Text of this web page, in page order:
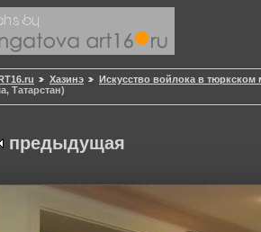
Хазинэ
Искусство войлока в
Татарстан)
предыдущая